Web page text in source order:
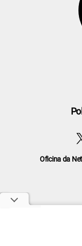
Oficina da